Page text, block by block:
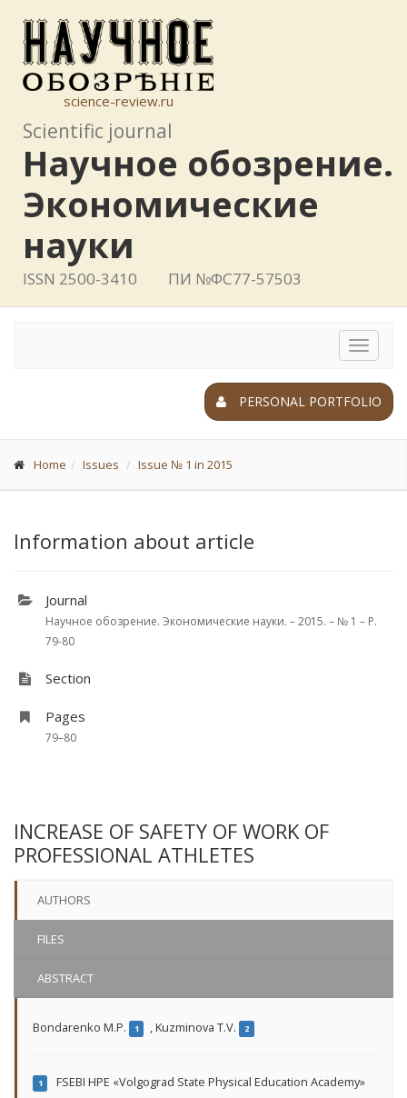
science-review.ru
Scientific journal
Научное обозрение.
Экономические
науки
ISSN 2500-3410 ПИ №ФС77-57503
Toggle
PERSONAL PORTFOLIO
Home Issues Issue № 1 in 2015
Information about article
Journal
Научное обозрение. Экономические науки. – 2015. – № 1 – P.
79-80
Section
Pages
79–80
INCREASE OF SAFETY OF WORK OF
PROFESSIONAL ATHLETES
AUTHORS
FILES
ABSTRACT
Bondarenko M.P. 1 ,Kuzminova T.V. 2
1 FSEBI HPE «Volgograd State Physical Education Academy»